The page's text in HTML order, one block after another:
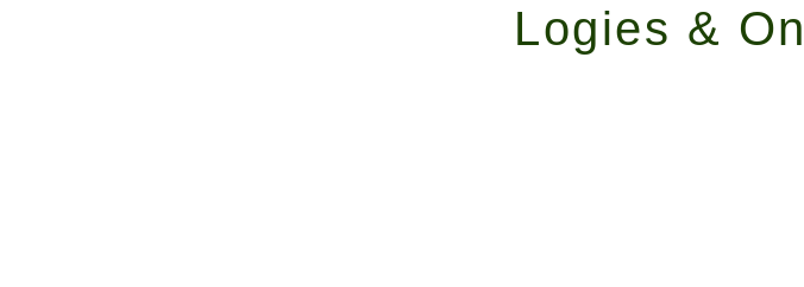
Logies &